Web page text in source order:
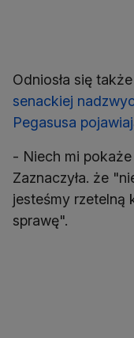
Odniosła się
senackiej
Pegasusa
- Niech mi
Zaznaczyła. że
jesteśmy rzetelną
sprawę".